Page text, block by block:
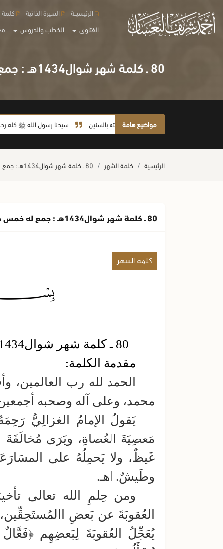
الفتاوى الخطب والدروس
الرئيسيــة السيرة الذاتية كلمة
80 ـ كلمة شهر شوال1434هـ : جمع له خمس خصال محمودة
مواضيع هامة
لا يأخذ أمته بالسنين سيدنا رسول الله ﷺ كله رحمة
الرئيسية كلمة الشهر 80 ـ كلمة شهر شوال1434هـ : جمع له خمس خصال محمودة
80 ـ كلمة شهر شوال1434هـ : جمع له خمس خصال محمودة
كلمة الشهر
80 ـ كلمة شهر شوال1434هـ : جمع له خمس خصال محمودة
مقدمة الكلمة:
الحمد لله رب العالمين،
محمد، وعلى آله وصحبه
يَقولُ الإمامُ الغزالِيُّ
مَعصِيَةَ العُصاةِ، ويَرَى مُخالَفَةَ
غَيظٌ، ولا يَحمِلُهُ على
وطَيشٌ. اهـ.
ومن حِلمِ الله تعالى
العُقوبَةَ عن بَعضِ
يُعَجِّلُ العُقوبَةَ لِبَعضِهِم